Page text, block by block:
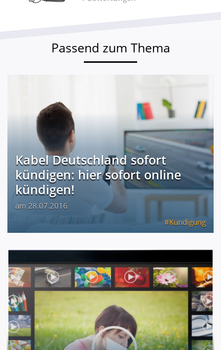
Passend zum Thema
Kabel Deutschland sofort
kündigen: hier sofort online
kündigen!
am 28.07.2016
Kündigung